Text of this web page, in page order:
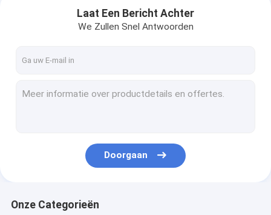
Laat Een Bericht Achter
We Zullen Snel Antwoorden
Doorgaan
Onze Categorieën